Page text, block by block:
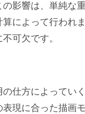
の影響は、単純な
によって行われ
可欠です。
仕方によってい
現に合った描画